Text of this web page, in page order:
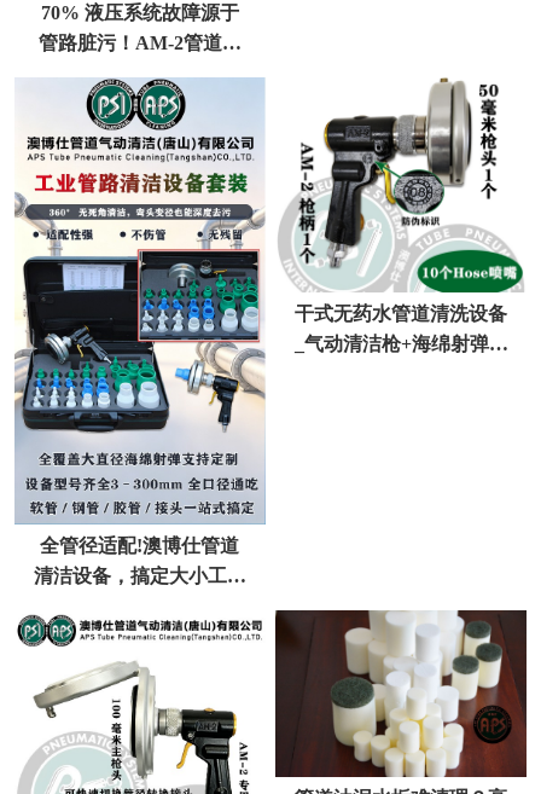
70% 液压系统故障源于
管路脏污！AM‑2管道清
洁枪实战清洗
全管径适配!澳博仕管道
清洁设备，搞定大小工业
干式无药水管道清洗设备
_气动清洁枪+海绵射弹整